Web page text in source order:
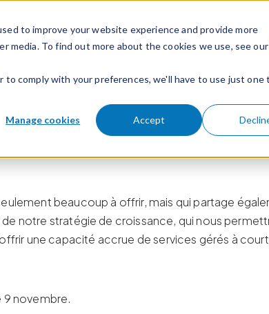
to improve your website experience and provide more
To find out more about the cookies we use, see
comply with your preferences, we'll have to use just one
Manage cookies Accept
une société de produits et services divers
a finalisé son acquisition de Decisive
des services d’infrastructure
(TICS) de Calian de poursuivre son
beaucoup à offrir, mais qui partage
notre stratégie de croissance, qui nous
une capacité accrue de services gérés à
9 novembre.